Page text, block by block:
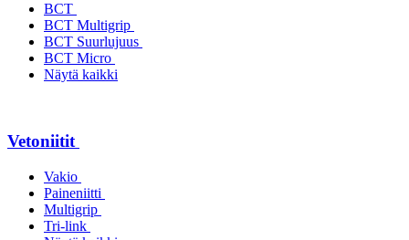
BCT
BCT Multigrip
BCT Suurlujuus
BCT Micro
Näytä kaikki
Vetoniitit
Vakio
Paineniitti
Multigrip
Tri-link